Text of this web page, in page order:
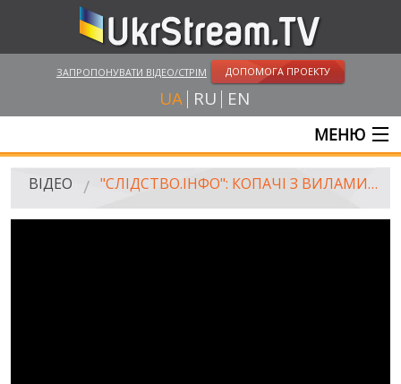
ЗАПРОПОНУВАТИ ВІДЕО/СТРІМ ДОПОМОГА ПРОЕКТУ
UA RU EN
МЕНЮ
ГОЛОВНА
ВІДЕО "СЛІДСТВО.ІНФО": КОПАЧІ З ВИЛАМИ. ГЕНЕРАЛЬНИЙ ПЛАН. ВИПУСК 134